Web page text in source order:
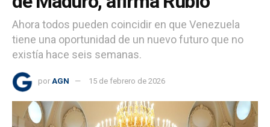
Ahora todos pueden coincidir en que Venezuela
tiene una oportunidad de un nuevo futuro que no
existía hace seis semanas.
por AGN 15 de febrero de 2026